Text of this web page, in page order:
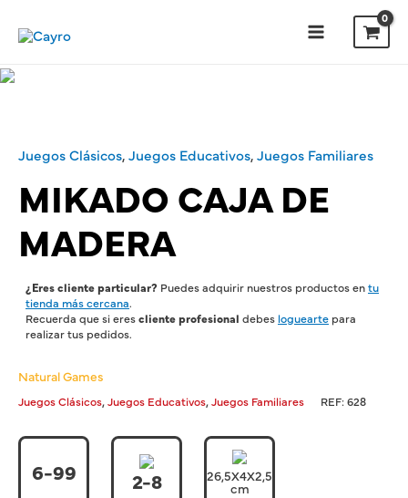
Juegos Clásicos,Juegos Educativos,Juegos Familiares
MIKADO CAJA DE
MADERA
¿Eres cliente particular? Puedes adquirir nuestros productos entu
tienda más cercana.
Recuerda que si erescliente profesional debes loguearte para
realizar tus pedidos.
Natural Games
Juegos Clásicos,Juegos Educativos,Juegos Familiares REF:628
6-99 2-8 26,5X4X2,5
cm